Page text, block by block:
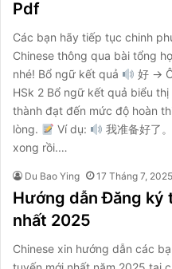
Pdf
Các bạn hãy tiếp tục chinh
Chinese thông qua bài tổng
nhé! Bổ ngữ kết quả
好 →
HSk 2 Bổ ngữ kết quả biểu
thành đạt đến mức độ hoàn
lòng.
Ví dụ:
我准备好了
xong rồi.…
Du Bao Ying 17 Tháng 7, 2025
Hướng dẫn Đăng ký
nhất 2025
Chinese xin hướng dẫn các